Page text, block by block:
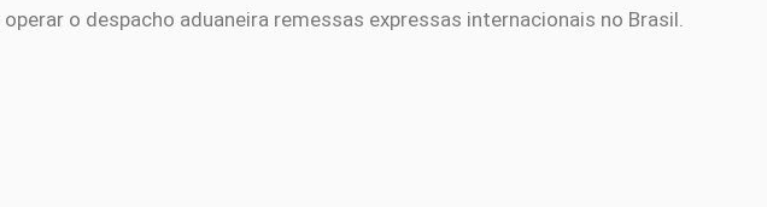
o despacho aduaneira remessas expressas internacionais no Brasil.